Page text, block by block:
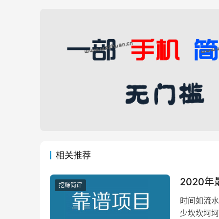
相关推荐
挖赚简评 2020年
时间如流
少坎坎坷